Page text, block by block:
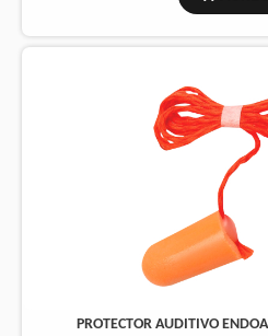
PROTECTOR AUDITIVO